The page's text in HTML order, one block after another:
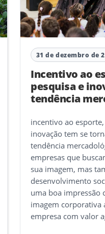
31 de dezembro de
Incentivo ao
pesquisa e
tendência
incentivo ao
inovação tem se
tendência
empresas que
sua imagem, mas
desenvolvimento
uma boa impressão
imagem corporativa
empresa com valor